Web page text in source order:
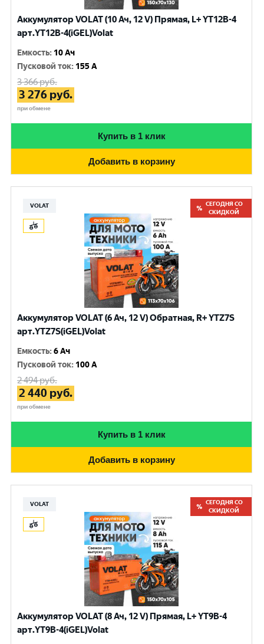
Аккумулятор VOLAT (10 Ач, 12 V) Прямая, L+ YT12B-4
арт.YT12B-4(iGEL)Volat
Емкость: 10 Ач
Пусковой ток: 155 A
3 366руб.
3 276 руб.
при обмене
Купить в 1 клик
Добавить в корзину
VOLAT
СЕГОДНЯ СО
СКИДКОЙ
Аккумулятор VOLAT (6 Ач, 12 V) Обратная, R+ YTZ7S
арт.YTZ7S(iGEL)Volat
Емкость:6 Ач
Пусковой ток: 100 A
2 494руб.
2 440 руб.
при обмене
Купить в 1 клик
Добавить в корзину
VOLAT
СЕГОДНЯ СО
СКИДКОЙ
Аккумулятор VOLAT (8 Ач, 12 V) Прямая, L+ YT9B-4
арт.YT9B-4(iGEL)Volat